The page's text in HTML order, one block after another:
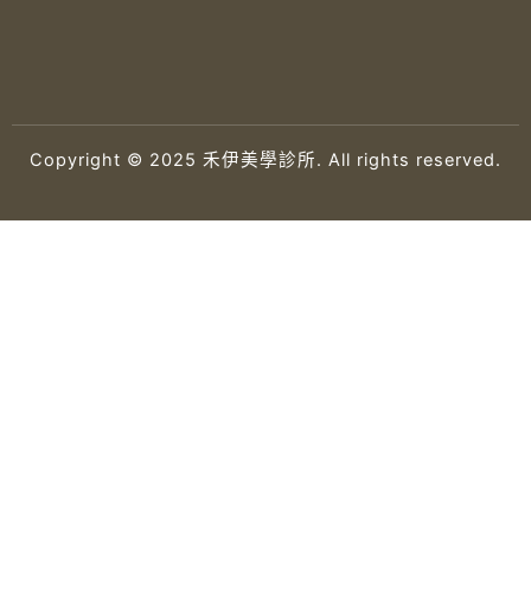
Copyright © 2025 禾伊美學診所. All rights reserved.